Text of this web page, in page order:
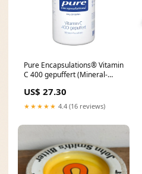
Pure Encapsulations® Vitamin
C 400 gepuffert (Mineral-
Veränderung
US$ 27.30
★★★★★ 4.4 (16 reviews)